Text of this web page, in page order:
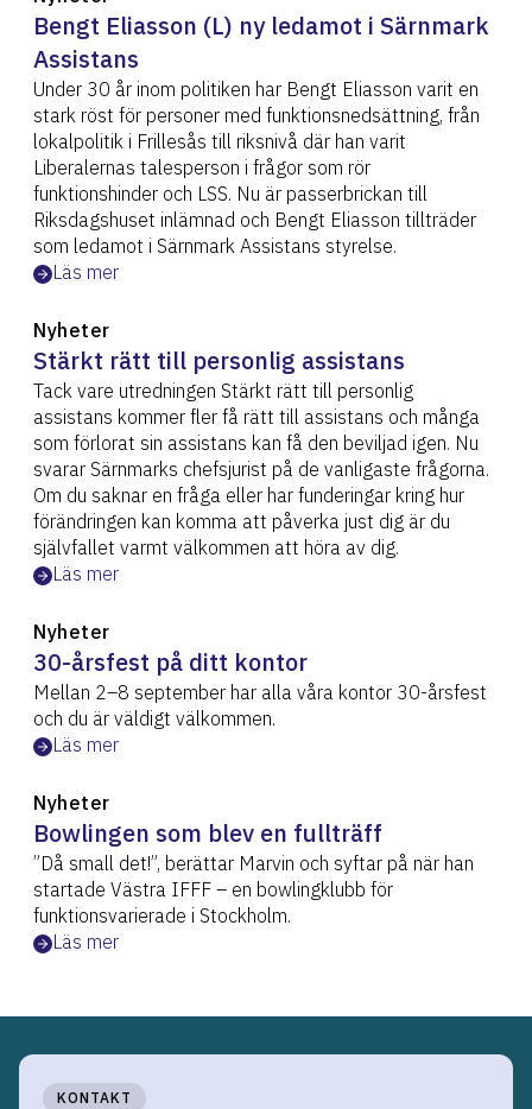
Bengt Eliasson (L) ny ledamot i Särnmark
Assistans
Under 30 år inom politiken har Bengt Eliasson varit en
stark röst för personer med funktionsnedsättning, från
lokalpolitik i Frillesås till riksnivå där han varit
Liberalernas talesperson i frågor som rör
funktionshinder och LSS. Nu är passerbrickan till
Riksdagshuset inlämnad och Bengt Eliasson tillträder
som ledamot i Särnmark Assistans styrelse.
Läs mer
Nyheter
Stärkt rätt till personlig assistans
Tack vare utredningen Stärkt rätt till personlig
assistans kommer fler få rätt till assistans och många
som förlorat sin assistans kan få den beviljad igen. Nu
svarar Särnmarks chefsjurist på de vanligaste frågorna.
Om du saknar en fråga eller har funderingar kring hur
förändringen kan komma att påverka just dig är du
självfallet varmt välkommen att höra av dig.
Läs mer
Nyheter
30-årsfest på ditt kontor
Mellan 2–8 september har alla våra kontor 30-årsfest
och du är väldigt välkommen.
Läs mer
Nyheter
Bowlingen som blev en fullträff
”Då small det!”, berättar Marvin och syftar på när han
startade Västra IFFF – en bowlingklubb för
funktionsvarierade i Stockholm.
Läs mer
KONTAKT